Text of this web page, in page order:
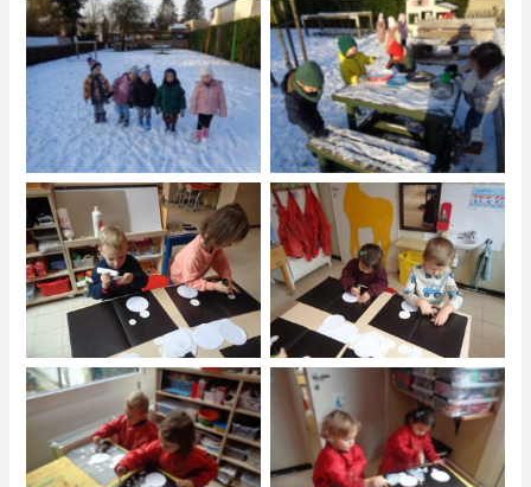
No Caption No Caption
No Caption No Caption
No Caption No Caption